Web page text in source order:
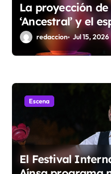
La proyección
‘Ancestral’ y el
‘Gilgamesh’ de
Producciones se
redaccion Jul 15, 2026
Escena
El Festival